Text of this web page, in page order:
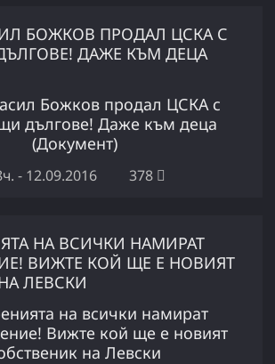
Божков продал ЦСКА с
дългове! Даже към деца
(Документ)
- 12.09.2016 378
на всички намират
Вижте кой ще е новият
на Левски